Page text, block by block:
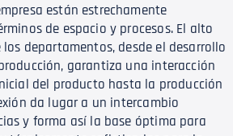
están estrechamente
de espacio y procesos. El alto
departamentos, desde el desarrollo
garantiza una interacción
del producto hasta la producción
da lugar a un intercambio
y forma así la base óptima para